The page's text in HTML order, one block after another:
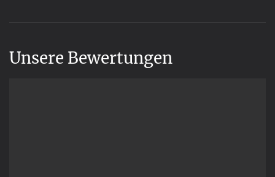
Unsere Bewertungen